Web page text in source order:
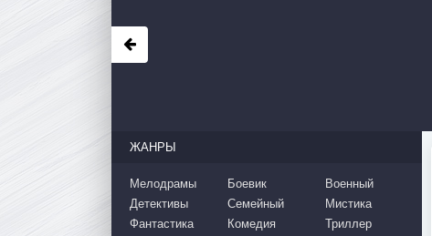
ЖАНРЫ
Мелодрамы
Детективы
Фантастика
Боевик
Семейный
Комедия
Военный
Мистика
Триллер